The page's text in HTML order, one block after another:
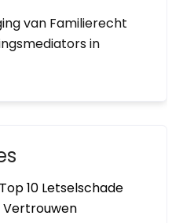
van Familierecht
in
10 Letselschade
Vertrouwen